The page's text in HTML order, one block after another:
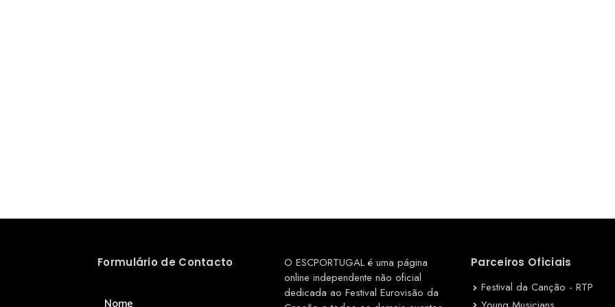
Formulário de Contacto
O ESCPORTUGAL é uma página
online independente não oficial
dedicada ao Festival Eurovisão da
Parceiros Oficiais
Festival da Canção - RTP